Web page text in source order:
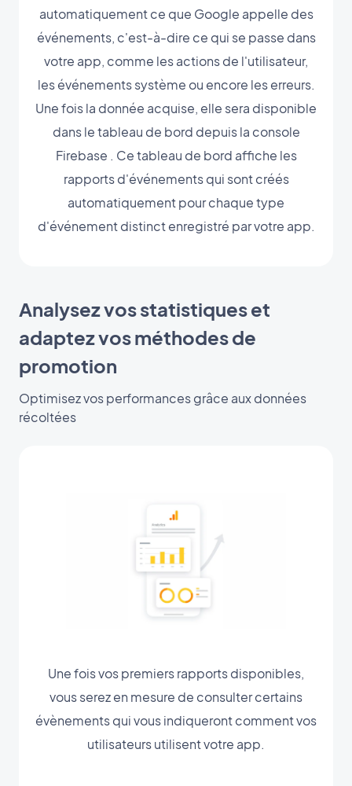
automatiquement ce que Google appelle des
événements, c'est-à-dire ce qui se passe dans
votre app, comme les actions de l'utilisateur,
les événements système ou encore les erreurs.
Une fois la donnée acquise, elle sera disponible
dans le tableau de bord depuis la console
Firebase . Ce tableau de bord affiche les
rapports d'événements qui sont créés
automatiquement pour chaque type
d'événement distinct enregistré par votre app.
Analysez vos statistiques et
adaptez vos méthodes de
promotion
Optimisez vos performances grâce aux données
récoltées
Une fois vos premiers rapports disponibles,
vous serez en mesure de consulter certains
évènements qui vous indiqueront comment vos
utilisateurs utilisent votre app.